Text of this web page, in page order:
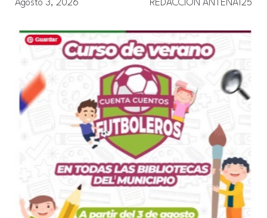
Agosto 3, 2026 REDACCION ANTENA125